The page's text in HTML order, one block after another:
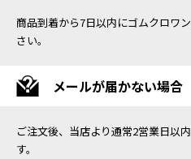
商品到着から7日以内にゴムクロワ
さい。
メールが届かない場合
ご注文後、当店より通常2営業日以
す。